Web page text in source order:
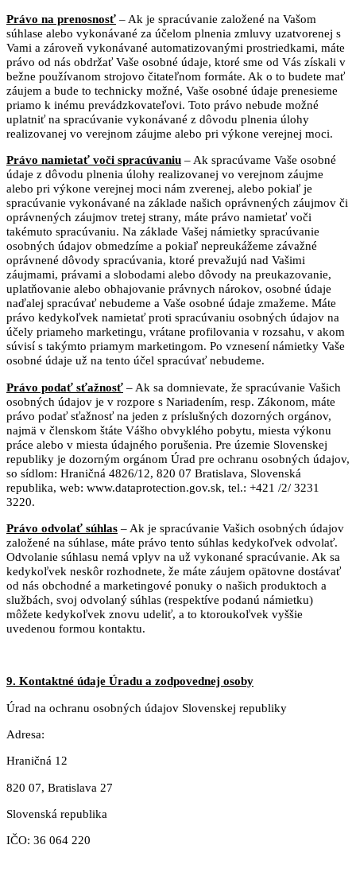
Právo na prenosnosť – Ak je spracúvanie založené na Vašom
súhlase alebo vykonávané za účelom plnenia zmluvy uzatvorenej s
Vami a zároveň vykonávané automatizovanými prostriedkami, máte
právo od nás obdržať Vaše osobné údaje, ktoré sme od Vás získali v
bežne používanom strojovo čitateľnom formáte. Ak o to budete mať
záujem a bude to technicky možné, Vaše osobné údaje prenesieme
priamo k inému prevádzkovateľovi. Toto právo nebude možné
uplatniť na spracúvanie vykonávané z dôvodu plnenia úlohy
realizovanej vo verejnom záujme alebo pri výkone verejnej moci.
Právo namietať voči spracúvaniu – Ak spracúvame Vaše osobné
údaje z dôvodu plnenia úlohy realizovanej vo verejnom záujme
alebo pri výkone verejnej moci nám zverenej, alebo pokiaľ je
spracúvanie vykonávané na základe našich oprávnených záujmov či
oprávnených záujmov tretej strany, máte právo namietať voči
takémuto spracúvaniu. Na základe Vašej námietky spracúvanie
osobných údajov obmedzíme a pokiaľ nepreukážeme závažné
oprávnené dôvody spracúvania, ktoré prevažujú nad Vašimi
záujmami, právami a slobodami alebo dôvody na preukazovanie,
uplatňovanie alebo obhajovanie právnych nárokov, osobné údaje
naďalej spracúvať nebudeme a Vaše osobné údaje zmažeme. Máte
právo kedykoľvek namietať proti spracúvaniu osobných údajov na
účely priameho marketingu, vrátane profilovania v rozsahu, v akom
súvisí s takýmto priamym marketingom. Po vznesení námietky Vaše
osobné údaje už na tento účel spracúvať nebudeme.
Právo podať sťažnosť – Ak sa domnievate, že spracúvanie Vašich
osobných údajov je v rozpore s Nariadením, resp. Zákonom, máte
právo podať sťažnosť na jeden z príslušných dozorných orgánov,
najmä v členskom štáte Vášho obvyklého pobytu, miesta výkonu
práce alebo v miesta údajného porušenia. Pre územie Slovenskej
republiky je dozorným orgánom Úrad pre ochranu osobných údajov,
so sídlom: Hraničná 4826/12, 820 07 Bratislava, Slovenská
republika, web: www.dataprotection.gov.sk, tel.: +421 /2/ 3231
3220.
Právo odvolať súhlas – Ak je spracúvanie Vašich osobných údajov
založené na súhlase, máte právo tento súhlas kedykoľvek odvolať.
Odvolanie súhlasu nemá vplyv na už vykonané spracúvanie. Ak sa
kedykoľvek neskôr rozhodnete, že máte záujem opätovne dostávať
od nás obchodné a marketingové ponuky o našich produktoch a
službách, svoj odvolaný súhlas (respektíve podanú námietku)
môžete kedykoľvek znovu udeliť, a to ktoroukoľvek vyššie
uvedenou formou kontaktu.
9. Kontaktné údaje Úradu a zodpovednej osoby
Úrad na ochranu osobných údajov Slovenskej republiky
Adresa:
Hraničná 12
820 07, Bratislava 27
Slovenská republika
IČO: 36 064 220